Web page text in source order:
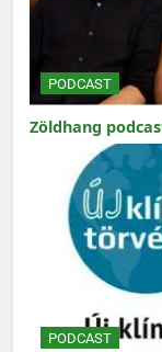
PODCAST
Zöldhang
PODCAST